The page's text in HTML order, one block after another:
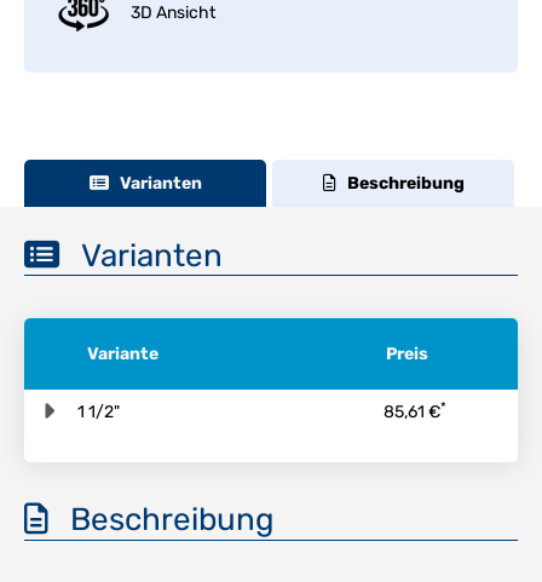
3D Ansicht
Varianten Beschreibung
Varianten
Variante Preis
1 1/2" 85,61 €*
Beschreibung